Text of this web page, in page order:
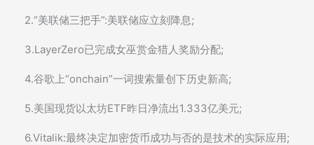
2.“美联储三把手”:美联储应立刻降息;
3.LayerZero已完成女巫赏金猎人奖励分配;
4.谷歌上“onchain”一词搜索量创下历史新高;
5.美国现货以太坊ETF昨日净流出1.333亿美元;
6.Vitalik:最终决定加密货币成功与否的是技术的实际应用;